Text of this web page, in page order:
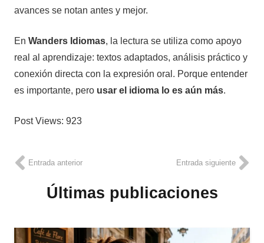
avances se notan antes y mejor.
En Wanders Idiomas, la lectura se utiliza como apoyo
real al aprendizaje: textos adaptados, análisis práctico y
conexión directa con la expresión oral. Porque entender
es importante, pero usar el idioma lo es aún más.
Post Views: 923
Entrada anterior Entrada siguiente
Últimas publicaciones